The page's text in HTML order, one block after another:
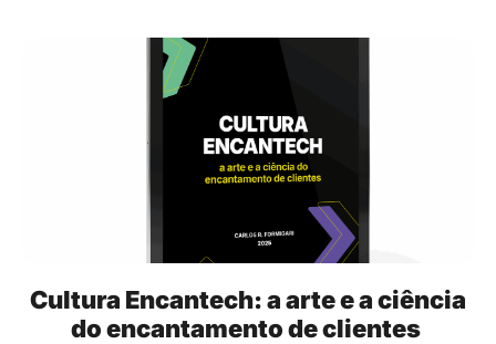
Cultura Encantech: a arte e a ciência
do encantamento de clientes